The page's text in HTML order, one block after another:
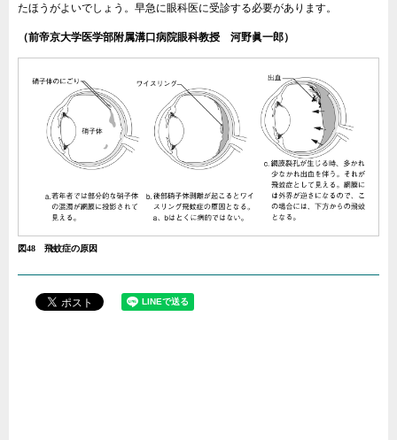
たほうがよいでしょう。早急に眼科医に受診する必要があります。
（前帝京大学医学部附属溝口病院眼科教授 河野眞一郎）
図48 飛蚊症の原因